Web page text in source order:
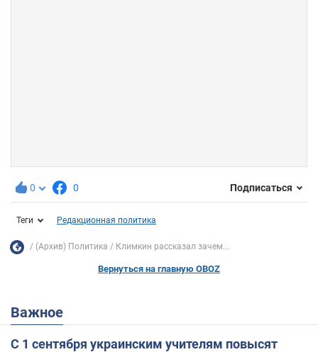
0 0 Подписаться
Теги Редакционная политика
(Архив) Политика Климкин рассказал зачем...
Вернуться на главную OBOZ
Важное
С 1 сентября украинским учителям повысят